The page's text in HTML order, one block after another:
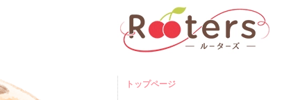
トップページ